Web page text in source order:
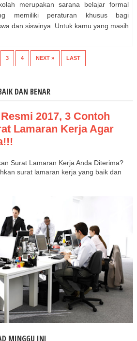
merupakan sarana belajar formal
memiliki peraturan khusus bagi
dan siswinya. Untuk kamu yang masih
3 4 NEXT » LAST
DAN BENAR
2017, 3 Contoh
Lamaran Kerja Agar
Surat Lamaran Kerja Anda Diterima?
surat lamaran kerja yang baik dan
MINGGU INI